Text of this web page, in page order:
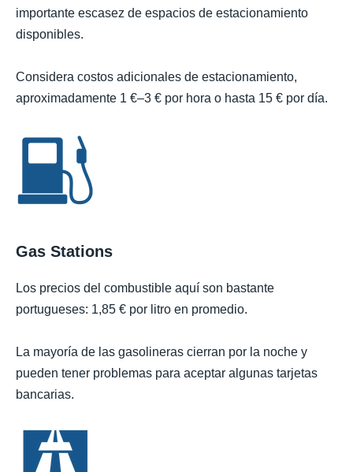
importante escasez de espacios de estacionamiento
disponibles.
Considera costos adicionales de estacionamiento,
aproximadamente 1 €–3 € por hora o hasta 15 € por día.
Gas Stations
Los precios del combustible aquí son bastante
portugueses: 1,85 € por litro en promedio.
La mayoría de las gasolineras cierran por la noche y
pueden tener problemas para aceptar algunas tarjetas
bancarias.